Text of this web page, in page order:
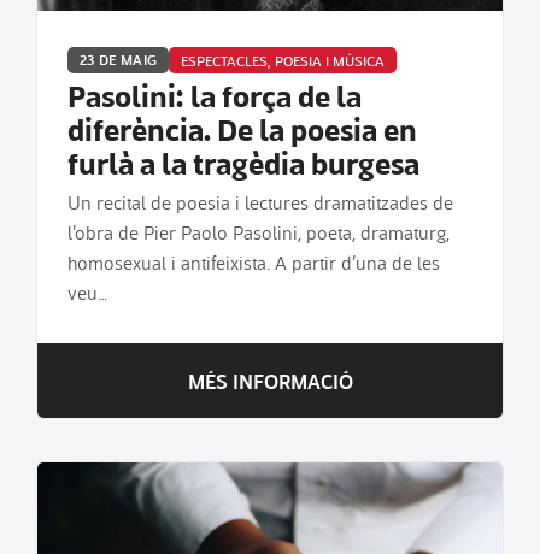
23 DE MAIG ESPECTACLES, POESIA I MÚSICA
Pasolini: la força de la
diferència. De la poesia en
furlà a la tragèdia burgesa
Un recital de poesia i lectures dramatitzades de
l’obra de Pier Paolo Pasolini, poeta, dramaturg,
homosexual i antifeixista. A partir d’una de les
veu…
MÉS INFORMACIÓ